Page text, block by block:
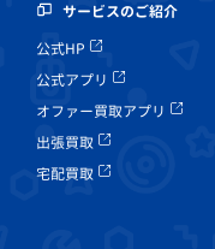
サービスのご紹介
公式HP
公式アプリ
オファー買取アプリ
出張買取
宅配買取